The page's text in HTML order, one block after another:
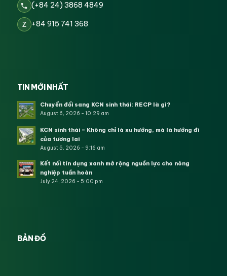
(+84 24) 3868 4849
Z +84 915 741 368
TIN MỚI NHẤT
Chuyển đổi sang KCN sinh thái: RECP là gì?
August 6, 2026 - 10:29 am
KCN sinh thái – Không chỉ là xu hướng, mà là hướng đi
của tương lai
August 5, 2026 - 9:16 am
Kết nối tín dụng xanh mở rộng nguồn lực cho nông
nghiệp tuần hoàn
July 24, 2026 - 5:00 pm
BẢN ĐỒ